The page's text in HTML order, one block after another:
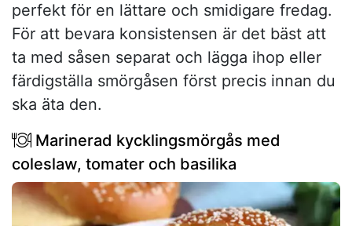
perfekt för en lättare och smidigare fredag.
För att bevara konsistensen är det bäst att
ta med såsen separat och lägga ihop eller
färdigställa smörgåsen först precis innan du
ska äta den.
Marinerad kycklingsmörgås med
coleslaw, tomater och basilika